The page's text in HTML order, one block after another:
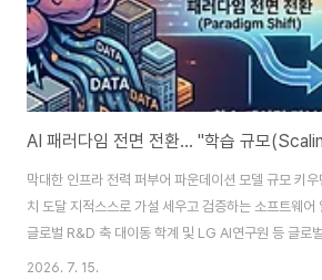
막대한 인프라 전력 퍼부어 파운데이션 모델 규모 키우
치 도달 지적스스로 가설 세우고 검증하는 소프트웨어
글로벌 R&D 축 대이동 학계 및 LG AI연구원 등 글로
은 생성형 AI 시장의 지능 고도화 경쟁이 그동안 수만
2026. 7. 15.